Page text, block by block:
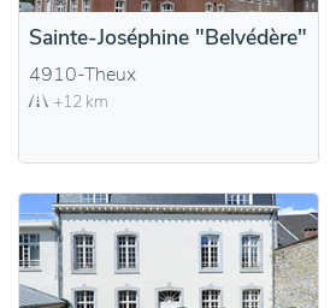
Sainte-Joséphine "Belvédère"
4910-Theux
+12 km